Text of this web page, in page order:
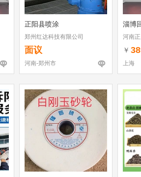
正阳县喷涂
郑州红达科技有限公司
面议
河南-郑州市
淄博
河南
￥
上海